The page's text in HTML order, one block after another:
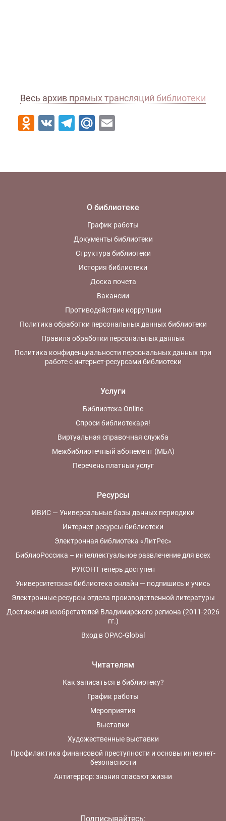
Весь архив прямых трансляций библиотеки
Odnoklassniki
VK Telegram
Mail.Ru
О библиотеке
График работы
Документы библиотеки
Структура библиотеки
История библиотеки
Доска почета
Вакансии
Противодействие коррупции
Политика обработки персональных данных библиотеки
Правила обработки персональных данных
Политика конфиденциальности персональных данных при
работе с интернет-ресурсами библиотеки
Услуги
Библиотека Online
Спроси библиотекаря!
Виртуальная справочная служба
Межбиблиотечный абонемент (МБА)
Перечень платных услуг
Ресурсы
ИВИС — Универсальные базы данных периодики
Интернет-ресурсы библиотеки
Электронная библиотека «ЛитРес»
БиблиоРоссика – интеллектуальное развлечение для всех
РУКОНТ теперь доступен
Университетская библиотека онлайн — подпишись и учись
Электронные ресурсы отдела производственной литературы
Достижения изобретателей Владимирского региона (2011-2026
гг.)
Вход в OPAC-Global
Читателям
Как записаться в библиотеку?
График работы
Мероприятия
Выставки
Художественные выставки
Профилактика финансовой преступности и основы интернет-
безопасности
Антитеррор: знания спасают жизни
Подписывайтесь: